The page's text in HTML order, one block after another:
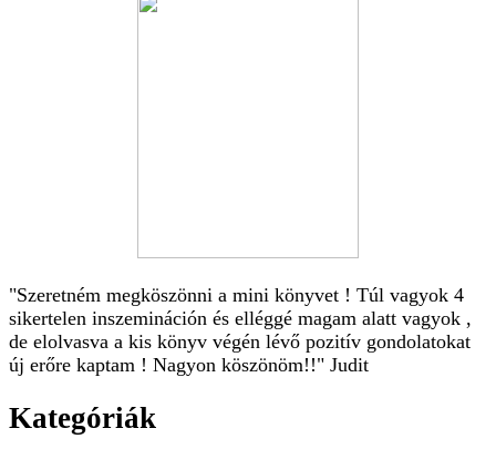
"Szeretném megköszönni a mini könyvet ! Túl vagyok 4
sikertelen inszemináción és elléggé magam alatt vagyok ,
de elolvasva a kis könyv végén lévő pozitív gondolatokat
új erőre kaptam ! Nagyon köszönöm!!" Judit
Kategóriák